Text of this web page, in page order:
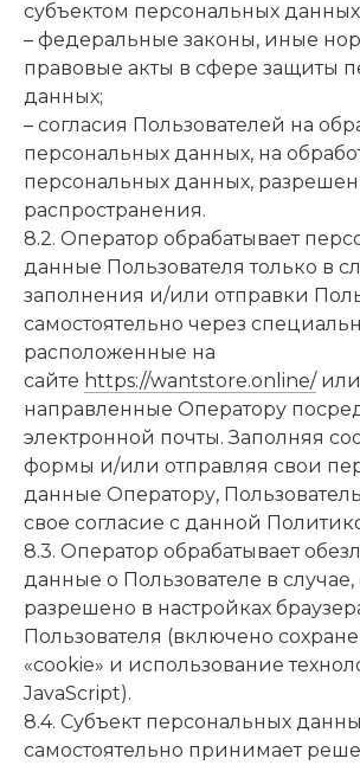
субъектом персональных
– федеральные законы, иные
правовые акты в сфере защиты
данных;
– согласия Пользователей на
персональных данных, на
персональных данных,
распространения.
8.2. Оператор обрабатывает
данные Пользователя только в
заполнения и/или отправки
самостоятельно через
расположенные на
сайте https://wantstore.online/или
направленные Оператору
электронной почты. Заполняя
формы и/или отправляя свои
данные Оператору,
свое согласие с данной
8.3. Оператор обрабатывает
данные о Пользователе в случае,
разрешено в настройках
Пользователя (включено
«cookie» и использование
JavaScript).
8.4. Субъект персональных
самостоятельно принимает